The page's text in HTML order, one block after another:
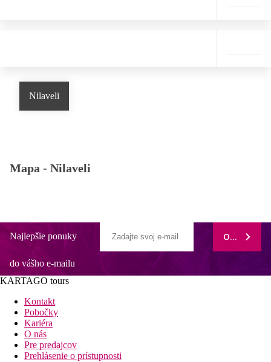
Nilaveli
Mapa - Nilaveli
Najlepšie ponuky
do vášho e-mailu
ODOBERAŤ
KARTAGO tours
Kontakt
Pobočky
Kariéra
O nás
Pre predajcov
Prehlásenie o prístupnosti